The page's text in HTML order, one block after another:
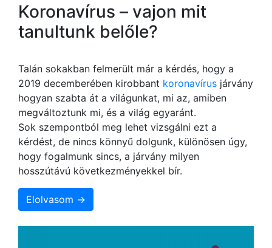
Koronavírus – vajon mit
tanultunk belőle?
Talán sokakban felmerült már a kérdés, hogy a
2019 decemberében kirobbant koronavírus járvány
hogyan szabta át a világunkat, mi az, amiben
megváltoztunk mi, és a világ egyaránt.
Sok szempontból meg lehet vizsgálni ezt a
kérdést, de nincs könnyű dolgunk, különösen úgy,
hogy fogalmunk sincs, a járvány milyen
hosszútávú következményekkel bír.
Elolvasom →